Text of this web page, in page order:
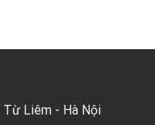
Từ Liêm - Hà Nội